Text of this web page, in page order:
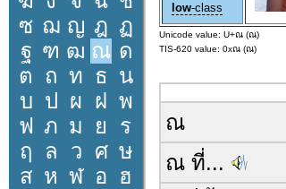
ซ ฌ ญ ฎ ฏ
ฐ ฑ ฒ ณ ด
ต ถ ท ธ น
บ ป ผ ฝ พ
ฟ ภ ม ย
ร
ฤ
ล ว ศ ษ
ส ห ฬ อ ฮ
low-class
Unicode value: U+ณ (ณ)
TIS-620 value: 0xณ (ณ)
ณ
ณ ที่...